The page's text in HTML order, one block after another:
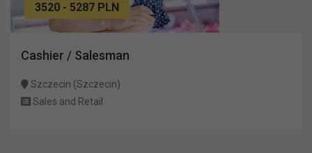
3520 - 5287 PLN
Cashier / Salesman
Szczecin (Szczecin)
Sales and Retail